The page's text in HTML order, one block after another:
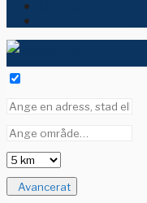
Avancerat